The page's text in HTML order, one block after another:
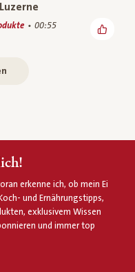
00:55
erkenne ich, ob mein Ei
und Ernährungstipps,
exklusivem Wissen
und immer top